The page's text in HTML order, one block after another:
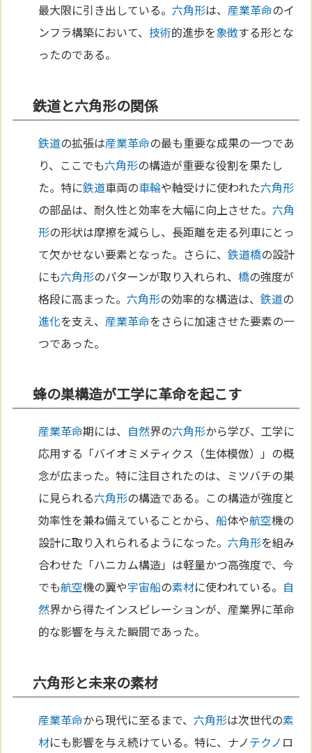
最大限に引き出している。六角形は、 産業革命のイ
ンフラ構築において、技術的進歩を象徴する形とな
ったのである。
鉄道と六角形の関係
鉄道の拡張は産業革命の最も重要な成果の一つであ
り、ここでも六角形の構造が重要な役割を果たし
た。特に鉄道車両の車輪や軸受けに使われた六角形
の部品は、耐久性と効率を大幅に向上させた。六角
形の形状は摩擦を減らし、長距離を走る列車にとっ
て欠かせない要素となった。さらに、鉄道橋の設計
にも六角形のパターンが取り入れられ、橋の強度が
格段に高まった。六角形の効率的な構造は、鉄道の
進化を支え、 産業革命をさらに加速させた要素の一
つであった。
蜂の巣構造が工学に革命を起こす
産業革命期には、 自然界の六角形から学び、工学に
応用する「バイオミメティクス（生体模倣）」の概
念が広まった。特に注目されたのは、ミツバチの巣
に見られる六角形の構造である。この構造が強度と
効率性を兼ね備えていることから、船体や航空機の
設計に取り入れられるようになった。六角形を組み
合わせた「ハニカム構造」は軽量かつ高強度で、今
でも航空機の翼や宇宙船の素材に使われている。 自
然界から得たインスピレーションが、産業界に革命
的な影響を与えた瞬間であった。
六角形と未来の素材
産業革命から現代に至るまで、六角形は次世代の素
材にも影響を与え続けている。特に、ナノテクノ ロ